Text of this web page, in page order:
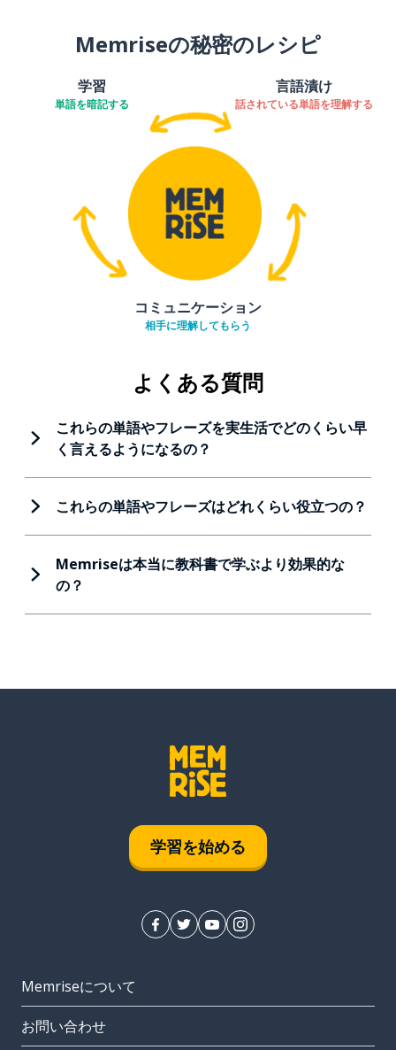
Memriseの秘密のレシピ
学習
単語を暗記する
言語漬け
話されている単語を理解する
コミュニケーション
相手に理解してもらう
よくある質問
これらの単語やフレーズを実生活でどのくらい早
く言えるようになるの？
これらの単語やフレーズはどれくらい役立つの？
Memriseは本当に教科書で学ぶより効果的な
の？
学習を始める
Memriseについて
お問い合わせ